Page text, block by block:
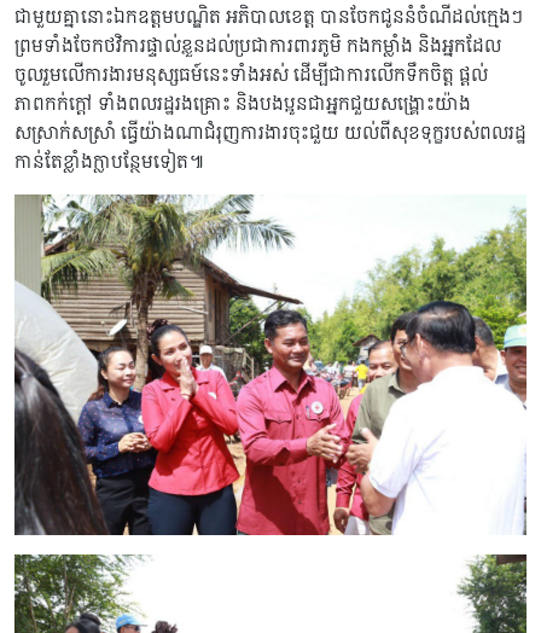
ជាមួយគ្នានោះឯកឧត្តមបណ្ឌិត អភិបាលខេត្ត បានចែកជូននំចំណីដល់ក្មេងៗ
ព្រមទាំងចែកថវិការផ្ទាល់ខ្លួនដល់ប្រជាការពារភូមិ កងកម្លាំង និងអ្នកដែល
ចូលរួមលើការងារមនុស្សធម៍នេះទាំងអស់ ដើម្បីជាការលើកទឹកចិត្ត ផ្តល់
ភាពកក់ក្តៅ ទាំងពលរដ្ឋរងគ្រោះ និងបងប្អូនជាអ្នកជួយសង្គ្រោះយ៉ាង
សស្រាក់សស្រាំ ធ្វើយ៉ាងណាជំរុញការងារចុះជួយ យល់ពីសុខទុក្ខរបស់ពលរដ្ឋ
កាន់តែខ្លាំងក្លាបន្ថែមទៀត៕